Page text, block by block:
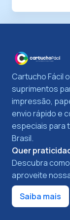
Cartucho Fácil
suprimentos
impressão,
envio rápido e
especiais para
Brasil.
Quer
Descubra
aproveite
Saiba mais